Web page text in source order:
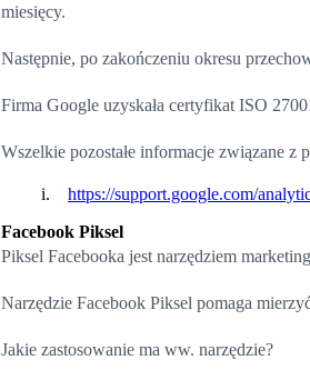
miesięcy.
Następnie, po zakończeniu okresu
Firma Google uzyskała certyfikat ISO
Wszelkie pozostałe informacje związane z
https://support.google.com/
Facebook Piksel
Piksel Facebooka jest narzędziem
Narzędzie Facebook Piksel pomaga
Jakie zastosowanie ma ww. narzędzie?